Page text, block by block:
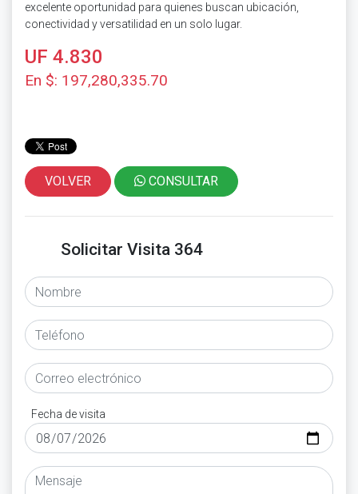
excelente oportunidad para quienes buscan ubicación,
conectividad y versatilidad en un solo lugar.
UF 4.830
En $: 197,280,335.70
VOLVER CONSULTAR
Solicitar Visita 364
Fecha de visita